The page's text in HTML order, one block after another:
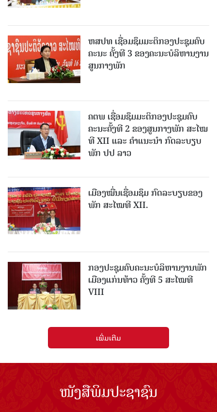
ຫສປທ ເຊື່ອມຊຶມມະຕິກອງປະຊຸມຄົບ
ຄະນະ ຄັ້ງທີ 3 ຂອງຄະນະບໍລິຫານງານ
ສູນກາງພັກ
ຄຕພ ເຊື່ອມຊຶມມະຕິກອງປະຊຸມຄົບ
ຄະນະຄັ້ງທີ 2 ຂອງສູນກາງພັກ ສະໄໝ
ທີ XII ແລະ ຄໍາແນະນໍາ ກົດລະບຽບ
ພັກ ປປ ລາວ
ເມືອງ​ໝື່ນເຊື່ອມຊຶມ ກົດລະບຽບຂອງ
ພັກ ສະໄໝທີ XII.
ກອງປະຊຸມຄົບຄະນະບໍລິຫານງານພັກ
ເມືອງແກ່ນ​ທ້າວ ຄັ້ງທີ 5 ສະໄໝທີ
VIII
ເພີ່ມເຕີມ
ໜັງສືພິມປະຊາຊົນ